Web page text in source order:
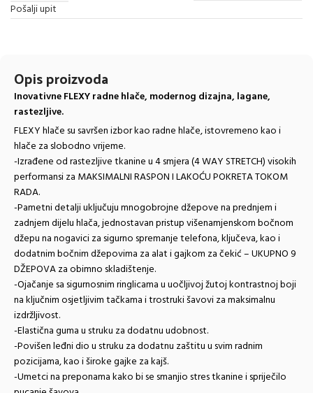
Pošalji upit
Opis proizvoda
Inovativne FLEXY radne hlače, modernog dizajna, lagane,
rastezljive.
FLEXY hlače su savršen izbor kao radne hlače, istovremeno kao i
hlače za slobodno vrijeme.
-Izrađene od rastezljive tkanine u 4 smjera (4 WAY STRETCH) visokih
performansi za MAKSIMALNI RASPON I LAKOĆU POKRETA TOKOM
RADA.
-Pametni detalji uključuju mnogobrojne džepove na prednjem i
zadnjem dijelu hlača, jednostavan pristup višenamjenskom bočnom
džepu na nogavici za sigurno spremanje telefona, ključeva, kao i
dodatnim bočnim džepovima za alat i gajkom za čekić – UKUPNO 9
DŽEPOVA za obimno skladištenje.
-Ojačanje sa sigurnosnim ringlicama u uočljivoj žutoj kontrastnoj boji
na ključnim osjetljivim tačkama i trostruki šavovi za maksimalnu
izdržljivost.
-Elastična guma u struku za dodatnu udobnost.
-Povišen leđni dio u struku za dodatnu zaštitu u svim radnim
pozicijama, kao i široke gajke za kajš.
-Umetci na preponama kako bi se smanjio stres tkanine i spriječilo